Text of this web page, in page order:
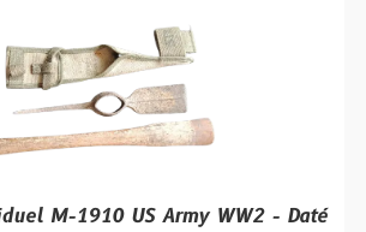
M-1910 US Army WW2 - Daté